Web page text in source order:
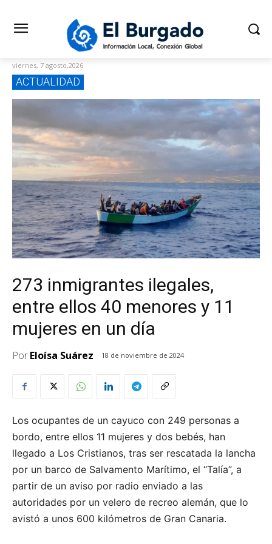
viernes, 7 agosto,2026
ACTUALIDAD
273 inmigrantes ilegales,
entre ellos 40 menores y 11
mujeres en un día
PorEloísa Suárez 18 de noviembre de 2024
Los ocupantes de un cayuco con 249 personas a
bordo, entre ellos 11 mujeres y dos bebés, han
llegado a Los Cristianos, tras ser rescatada la lancha
por un barco de Salvamento Marítimo, el “Talía”, a
partir de un aviso por radio enviado a las
autoridades por un velero de recreo alemán, que lo
avistó a unos 600 kilómetros de Gran Canaria.